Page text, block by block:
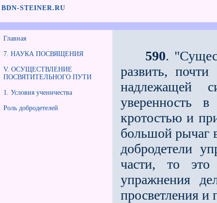
BDN-STEINER.RU
Главная
7. НАУКА ПОСВЯЩЕНИЯ
V. ОСУЩЕСТВЛЕНИЕ
ПОСВЯТИТЕЛЬНОГО ПУТИ
1. Условия ученичества
Роль добродетелей
590.
развить,
надлежащей
уверенность
кротостью и
большой рычаг
добродетели
части, то
упражнения
просветления и